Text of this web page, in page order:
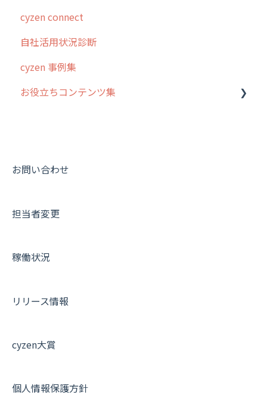
5. 基本的な使い方：システム管理者編
6. 基本的な使い方：ユーザー編
7. 初心者向けよくある質問集
8. 用語集
【業界業種別】cyzen設定方法
スポット
ステータス・主観
報告書・行動種別
勤怠管理
帳票出力
商品
報告閲覧
予定
日報
履歴
パフォーマンス
お知らせ
予定管理
スポット
ステータス・主観
報告書・行動種別
活動通知
商品
スポット・ステータス関連オプション
交通費自動計算
安全走行支援
写真管理・高画質化
その他オプション
契約・その他
ログインについて
グループ・ユーザーについて
GPS・位置情報 について
ルート自動記録 について
報告書について
メンバー画面について
その他よくある質問
cyzen connect
自社活用状況診断
cyzen 事例集
お役立ちコンテンツ集
動画集：共通
お問い合わせ
担当者変更
稼働状況
リリース情報
cyzen大賞
個人情報保護方針